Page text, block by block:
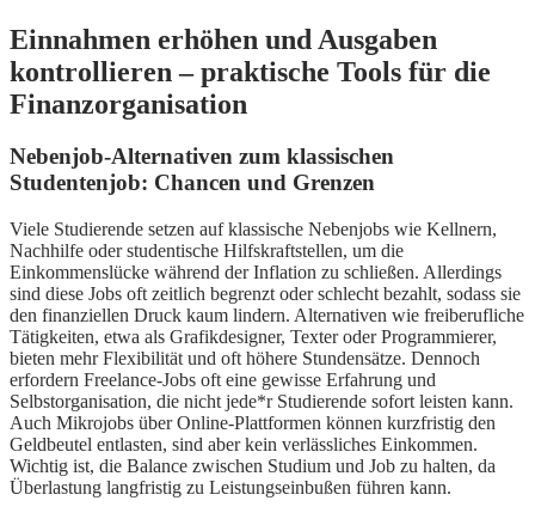
Einnahmen erhöhen und Ausgaben
kontrollieren – praktische Tools für die
Finanzorganisation
Nebenjob-Alternativen zum klassischen
Studentenjob: Chancen und Grenzen
Viele Studierende setzen auf klassische Nebenjobs wie Kellnern,
Nachhilfe oder studentische Hilfskraftstellen, um die
Einkommenslücke während der Inflation zu schließen. Allerdings
sind diese Jobs oft zeitlich begrenzt oder schlecht bezahlt, sodass sie
den finanziellen Druck kaum lindern. Alternativen wie freiberufliche
Tätigkeiten, etwa als Grafikdesigner, Texter oder Programmierer,
bieten mehr Flexibilität und oft höhere Stundensätze. Dennoch
erfordern Freelance-Jobs oft eine gewisse Erfahrung und
Selbstorganisation, die nicht jede*r Studierende sofort leisten kann.
Auch Mikrojobs über Online-Plattformen können kurzfristig den
Geldbeutel entlasten, sind aber kein verlässliches Einkommen.
Wichtig ist, die Balance zwischen Studium und Job zu halten, da
Überlastung langfristig zu Leistungseinbußen führen kann.